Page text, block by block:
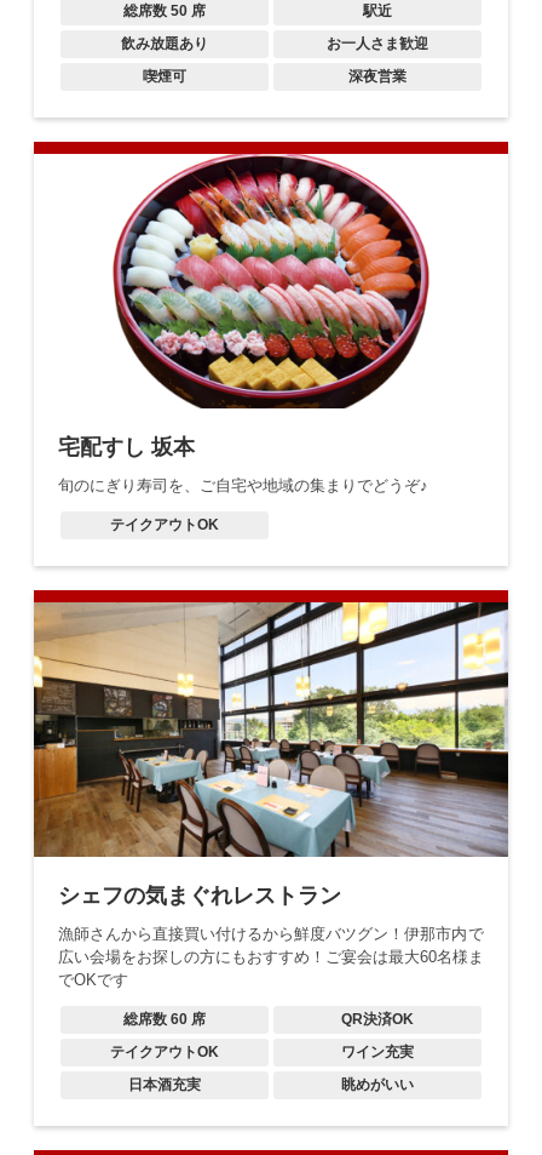
総席数 50 席
駅近
飲み放題あり
お一人さま歓迎
喫煙可
深夜営業
宅配すし 坂本
旬のにぎり寿司を、ご自宅や地域の集まりでどうぞ♪
テイクアウトOK
シェフの気まぐれレストラン
漁師さんから直接買い付けるから鮮度バツグン！伊那市内で
広い会場をお探しの方にもおすすめ！ご宴会は最大60名様ま
でOKです
総席数 60 席
QR決済OK
テイクアウトOK
ワイン充実
日本酒充実
眺めがいい